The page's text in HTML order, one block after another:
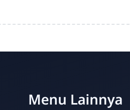
Menu Lainnya